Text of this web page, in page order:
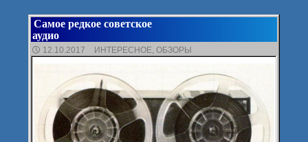
Самое редкое советское
аудио
12.10.2017 ИНТЕРЕСНОЕ ОБЗОРЫ